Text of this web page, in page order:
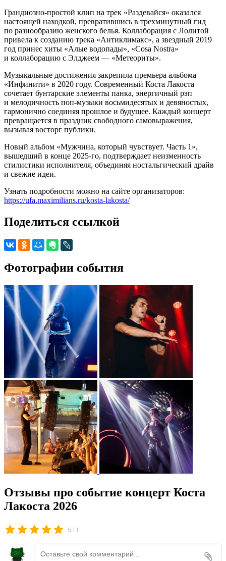
Грандиозно-простой клип на трек «Раздевайся» оказался
настоящей находкой, превратившись в трехминутный гид
по разнообразию женского белья. Коллаборация с Лолитой
привела к созданию трека «Антиклимакс», а звездный 2019
год принес хиты «Алые водопады», «Cosa Nostra»
и коллаборацию с Элджеем — «Метеориты».
Музыкальные достижения закрепила премьера альбома
«Инфинити» в 2020 году. Современный Коста Лакоста
сочетает бунтарские элементы панка, энергичный рэп
и мелодичность поп-музыки восьмидесятых и девяностых,
гармонично соединяя прошлое и будущее. Каждый концерт
превращается в праздник свободного самовыражения,
вызывая восторг публики.
Новый альбом «Мужчина, который чувствует. Часть 1»,
вышедший в конце 2025-го, подтверждает неизменность
стилистики исполнителя, объединяя ностальгический драйв
и свежие идеи.
Узнать подробности можно на сайте организаторов:
https://ufa.maximilians.ru/kosta-lakosta/
Поделиться ссылкой
Фотографии события
Отзывы про событие концерт Коста
Лакоста 2026
5 / 1